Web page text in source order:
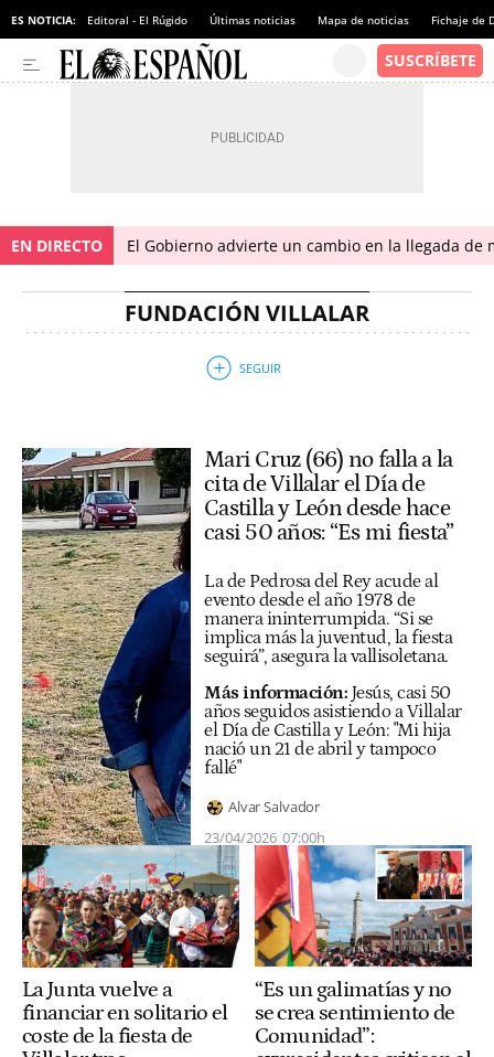
ES NOTICIA: Editoral - El Rúgido Últimas noticias Mapa de noticias Fichaje de
EN DIRECTO El Gobierno advierte un cambio en la llegada
FUNDACIÓN VILLALAR
Mari Cruz (66) no falla a la
cita de Villalar el Día de
Castilla y León desde hace
casi 50 años: “Es mi fiesta”
La de Pedrosa del Rey acude al
evento desde el año 1978 de
manera ininterrumpida. “Si se
implica más la juventud, la fiesta
seguirá”, asegura la vallisoletana.
Más información: Jesús, casi 50
años seguidos asistiendo a Villalar
el Día de Castilla y León: "Mi hija
nació un 21 de abril y tampoco
fallé"
Alvar Salvador
23/04/2026 07:00h
La Junta vuelve a
financiar en solitario el
coste de la fiesta de
“Es un galimatías y no
se crea sentimiento de
Comunidad”: